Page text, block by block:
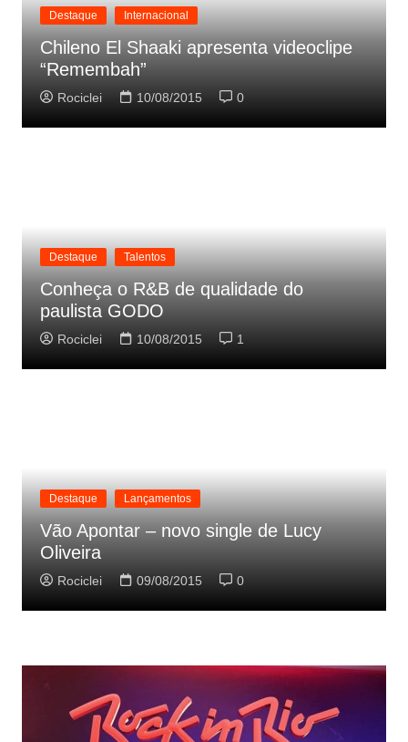
Destaque Internacional
Chileno El Shaaki apresenta videoclipe
“Remembah”
Rociclei 10/08/2015 0
Destaque Talentos
Conheça o R&B de qualidade do
paulista GODO
Rociclei 10/08/2015 1
Destaque Lançamentos
Vão Apontar – novo single de Lucy
Oliveira
Rociclei 09/08/2015 0